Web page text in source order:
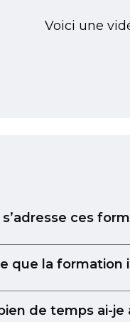
Voici une
ces
que la formation
de temps ai-je